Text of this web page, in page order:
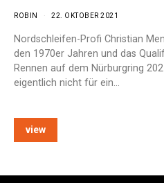
ROBIN 22. OKTOBER 2021
Nordschleifen-Profi Christian
den 1970er Jahren und das
Rennen auf dem Nürburgring
eigentlich nicht für ein…
view